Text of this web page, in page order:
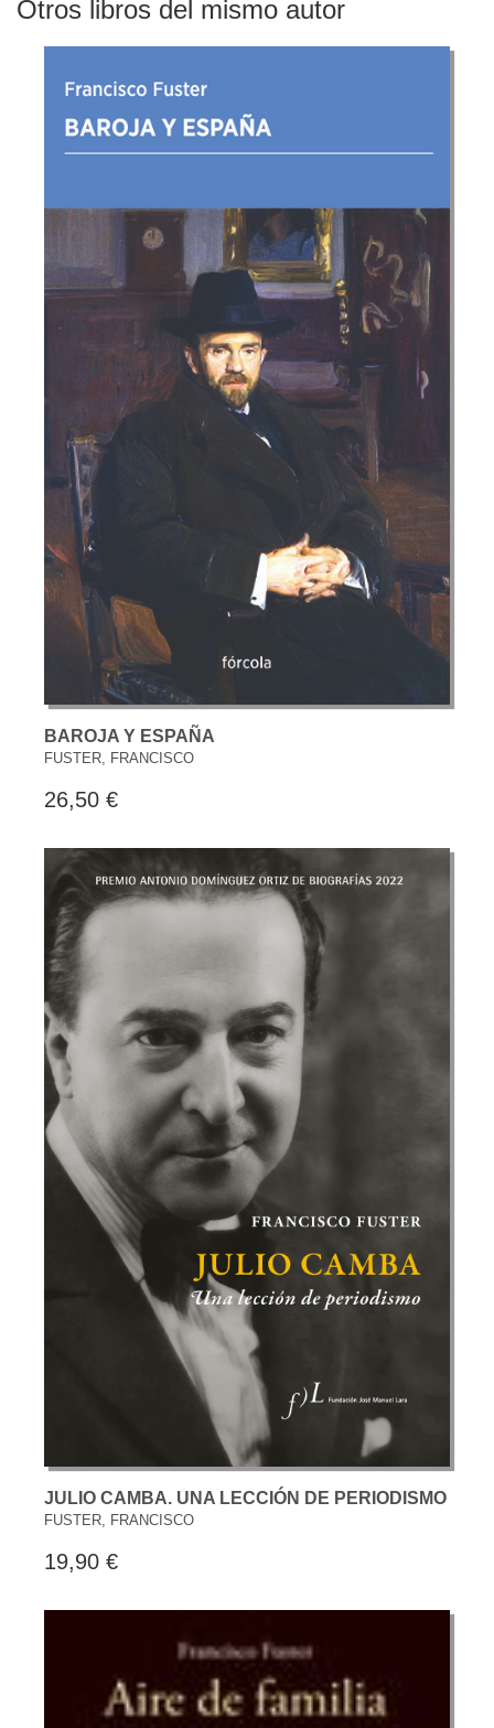
Otros libros del mismo autor
BAROJA Y ESPAÑA
FUSTER, FRANCISCO
26,50 €
JULIO CAMBA. UNA LECCIÓN DE PERIODISMO
FUSTER, FRANCISCO
19,90 €